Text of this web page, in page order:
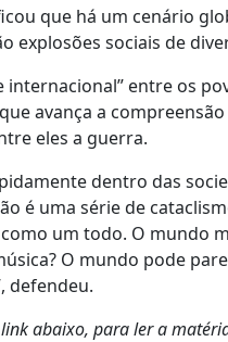
que há um cenário
explosões sociais de
entre os
avança a
eles a guerra.
dentro das
é uma série de
um todo. O mundo
O mundo pode
defendeu.
abaixo, para ler a